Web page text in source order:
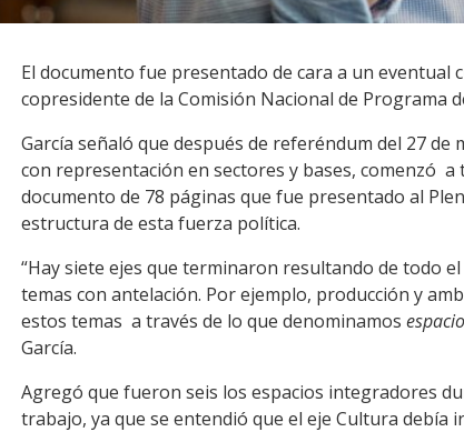
Facebook
WhatsApp
Email
Copy
Link
El documento fue presentado de cara a un eventual
copresidente de la Comisión Nacional de Programa
García señaló que después de referéndum del 27
con representación en sectores y bases, comenzó
documento de 78 páginas que fue presentado al
estructura de esta fuerza política.
“Hay siete ejes que terminaron resultando de todo
temas con antelación. Por ejemplo, producción y
estos temas a través de lo que denominamos
García.
Agregó que fueron seis los espacios integradores
trabajo, ya que se entendió que el eje Cultura debía